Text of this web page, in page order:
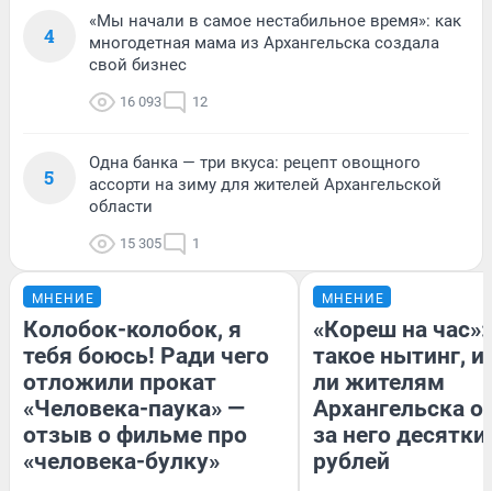
4
«Мы начали в самое нестабильное время»: как
многодетная мама из Архангельска создала
свой бизнес
16 093 12
5
Одна банка — три вкуса: рецепт овощного
ассорти на зиму для жителей Архангельской
области
15 305 1
МНЕНИЕ
Колобок-колобок, я
тебя боюсь! Ради чего
отложили прокат
«Человека-паука» —
отзыв о фильме про
«человека-булку»
МНЕНИЕ
«Кореш на
такое нытинг, и
ли жителям
Архангельска
за него
рублей